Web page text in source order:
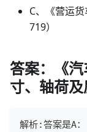
C、《营运
719）
答案：《
寸、轴荷及
解析:答案是A